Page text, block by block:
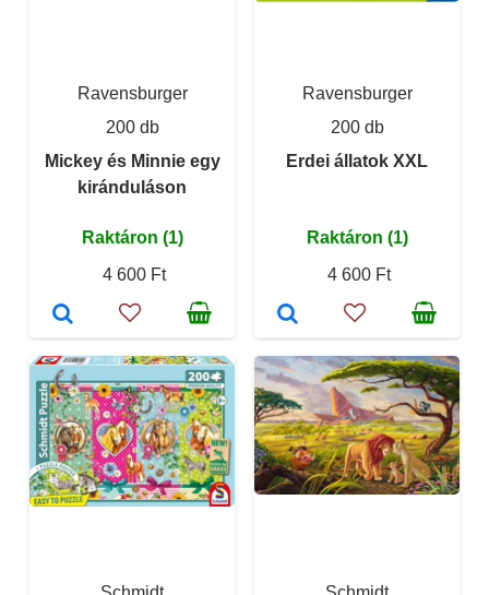
Ravensburger
200 db
Mickey és Minnie egy
kiránduláson
Raktáron (1)
4 600 Ft
Ravensburger
200 db
Erdei állatok XXL
Raktáron (1)
4 600 Ft